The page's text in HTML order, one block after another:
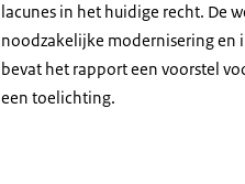
lacunes in het huidige recht. De
noodzakelijke modernisering en
bevat het rapport een voorstel
een toelichting.